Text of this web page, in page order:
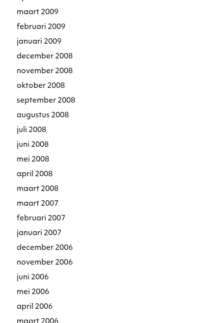
maart 2009
februari 2009
januari 2009
december 2008
november 2008
oktober 2008
september 2008
augustus 2008
juli 2008
juni 2008
mei 2008
april 2008
maart 2008
maart 2007
februari 2007
januari 2007
december 2006
november 2006
juni 2006
mei 2006
april 2006